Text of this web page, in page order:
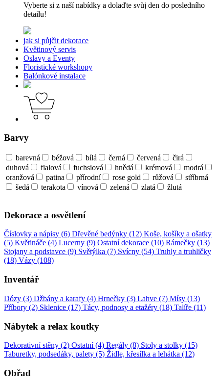
Vyberte si z naší nabídky a dolaďte svůj den do posledního
detailu!
jak si půjčit dekorace
Květinový servis
Oslavy a Eventy
Floristické workshopy
Balónkové instalace
Barvy
barevná béžová bílá černá červená
čirá
duhová
fialová fuchsiová hnědá krémová
modrá
oranžová
patina přírodní rose gold růžová
stříbrná
šedá
terakota vínová zelená zlatá žlutá
Dekorace a osvětlení
Číslovky a nápisy (6) Dřevěné bedýnky (12) Koše, košíky a ošatky
(5) Květináče (4) Lucerny (9) Ostatní dekorace (10) Rámečky (13)
Stojany a podstavce (9) Světýlka (7) Svícny (54) Truhly a truhličky
(18) Vázy (108)
Inventář
Dózy (3) Džbány a karafy (4) Hrnečky (3) Lahve (7) Mísy (13)
Příbory (2) Sklenice (17) Tácy, podnosy a etažéry (18) Talíře (11)
Nábytek a relax koutky
Dekorativní stěny (2) Ostatní (4) Regály (8) Stoly a stolky (15)
Taburetky, podsedáky, palety (5) Židle, křesílka a lehátka (12)
Obřad